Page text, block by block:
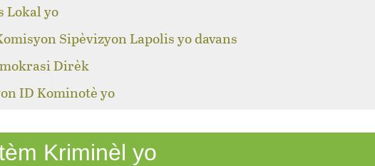
Lokal yo
Sipèvizyon Lapolis yo davans
Dirèk
ID Kominotè yo
Kriminèl yo